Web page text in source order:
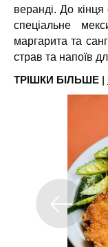
веранді. До
спеціальне
маргарита та
страв та напоїв
ТРІШКИ БІЛЬШЕ |